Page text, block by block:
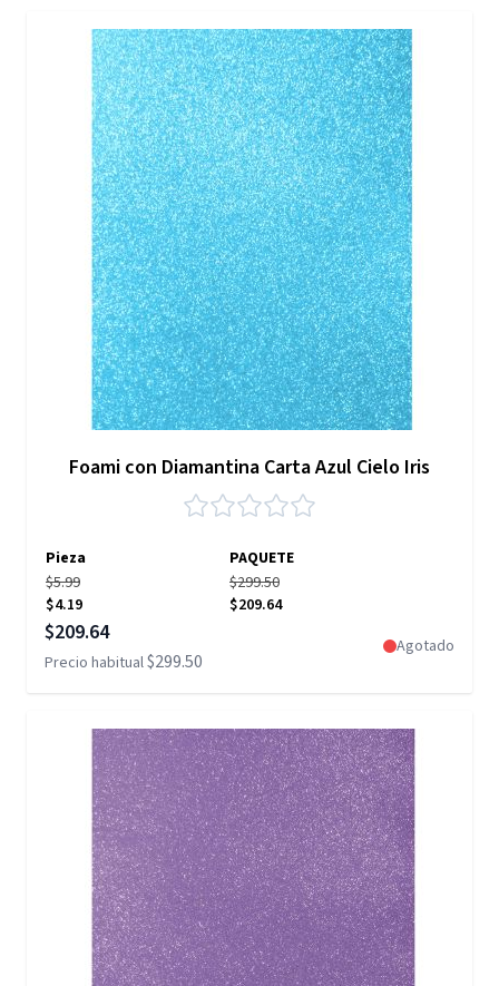
Foami con Diamantina Carta Azul Cielo Iris
Pieza
PAQUETE
$5.99
$4.19
$299.50
$209.64
Precio especial
$209.64
Precio habitual$299.50
Agotado